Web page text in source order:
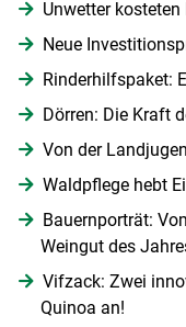
Unwetter
Neue
Rinderhilfspaket:
Dörren: Die Kraft
Von der
Waldpflege hebt
Bauernporträt:
Weingut des
Vifzack: Zwei
Quinoa an!